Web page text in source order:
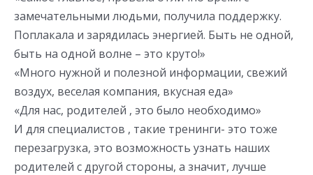
замечательными людьми, получила поддержку.
Поплакала и зарядилась энергией. Быть не одной,
быть на одной волне – это круто!»
«Много нужной и полезной информации, свежий
воздух, веселая компания, вкусная еда»
«Для нас, родителей , это было необходимо»
И для специалистов , такие тренинги- это тоже
перезагрузка, это возможность узнать наших
родителей с другой стороны, а значит, лучше